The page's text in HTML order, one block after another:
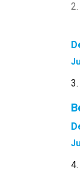
2
3
4